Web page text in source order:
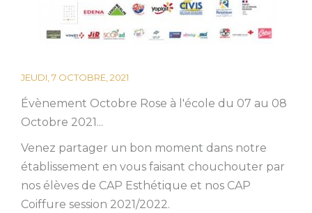
JEUDI, 7 OCTOBRE, 2021
Évènement Octobre Rose à l'école du 07 au 08
Octobre 2021...
Venez partager un bon moment dans notre
établissement en vous faisant chouchouter par
nos élèves de CAP Esthétique et nos CAP
Coiffure session 2021/2022.